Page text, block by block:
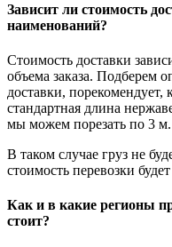
Зависит ли стоимость
наименований?
Стоимость доставки
объема заказа. Подберем
доставки,
стандартная длина
мы можем порезать по 3 м.
В таком случае груз не
стоимость перевозки
Как и в какие регионы
стоит?